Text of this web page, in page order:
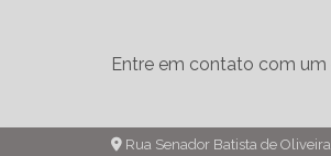
Entre em contato com
Rua Senador Batista de